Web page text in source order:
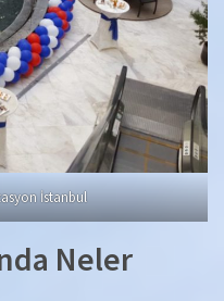
İstanbul
Neler